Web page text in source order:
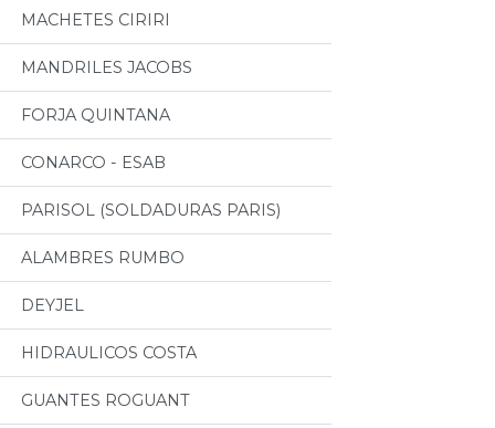
MACHETES CIRIRI
MANDRILES JACOBS
FORJA QUINTANA
CONARCO - ESAB
PARISOL (SOLDADURAS PARIS)
ALAMBRES RUMBO
DEYJEL
HIDRAULICOS COSTA
GUANTES ROGUANT